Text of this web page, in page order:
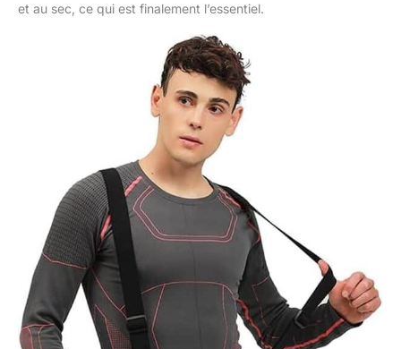
et au sec, ce qui est finalement l’essentiel.